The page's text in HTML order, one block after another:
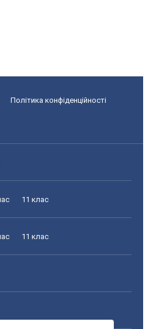
Політика конфіденційності
11 клас
11 клас